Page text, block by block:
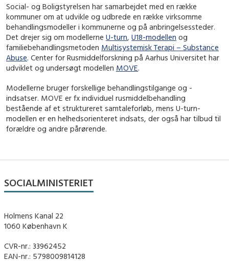
Social- og Boligstyrelsen har samarbejdet med en række
kommuner om at udvikle og udbrede en række virksomme
behandlingsmodeller i kommunerne og på anbringelsessteder.
Det drejer sig om modellerne U-turn, U18-modellen og
familiebehandlingsmetoden Multisystemisk Terapi – Substance
Abuse. Center for Rusmiddelforskning på Aarhus Universitet har
udviklet og undersøgt modellen MOVE.
Modellerne bruger forskellige behandlingstilgange og -
indsatser. MOVE er fx individuel rusmiddelbehandling
bestående af et struktureret samtaleforløb, mens U-turn-
modellen er en helhedsorienteret indsats, der også har tilbud til
forældre og andre pårørende.
SOCIALMINISTERIET
Holmens Kanal 22
1060 København K
CVR-nr.: 33962452
EAN-nr.: 5798009814128